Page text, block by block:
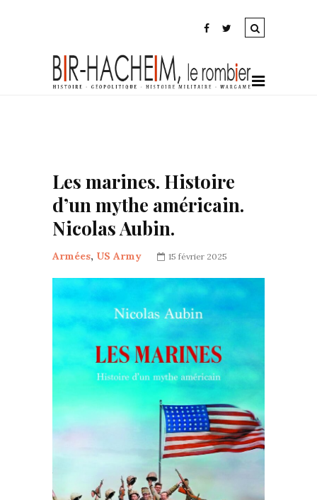
Les marines. Histoire
d’un mythe américain.
Nicolas Aubin.
Armées, US Army 15 février 2025